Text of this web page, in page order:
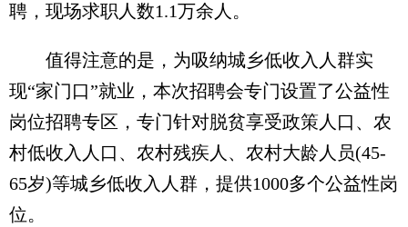
聘，现场求职人数1.1万余人。
值得注意的是，为吸纳城乡低收入人群实
现“家门口”就业，本次招聘会专门设置了公益性
岗位招聘专区，专门针对脱贫享受政策人口、农
村低收入人口、农村残疾人、农村大龄人员(45-
65岁)等城乡低收入人群，提供1000多个公益性岗
位。